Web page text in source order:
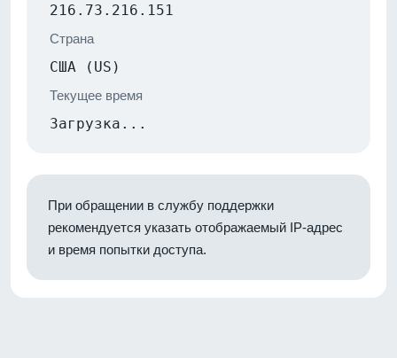
216.73.216.151
Страна
США (US)
Текущее время
Загрузка...
При обращении в службу поддержки
рекомендуется указать отображаемый IP-адрес
и время попытки доступа.